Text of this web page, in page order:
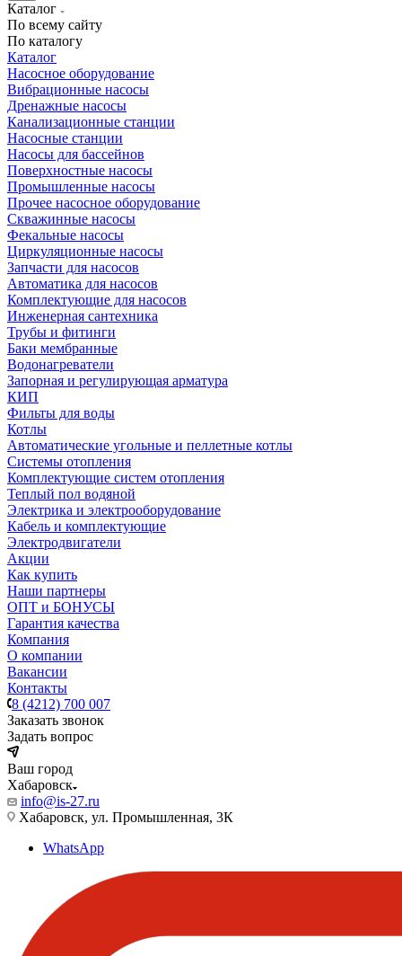
Каталог
По всему сайту
По каталогу
Каталог
Насосное оборудование
Вибрационные насосы
Дренажные насосы
Канализационные станции
Насосные станции
Насосы для бассейнов
Поверхностные насосы
Промышленные насосы
Прочее насосное оборудование
Скважинные насосы
Фекальные насосы
Циркуляционные насосы
Запчасти для насосов
Автоматика для насосов
Комплектующие для насосов
Инженерная сантехника
Трубы и фитинги
Баки мембранные
Водонагреватели
Запорная и регулирующая арматура
КИП
Фильты для воды
Котлы
Автоматические угольные и пеллетные котлы
Системы отопления
Комплектующие систем отопления
Теплый пол водяной
Электрика и электрооборудование
Кабель и комплектующие
Электродвигатели
Акции
Как купить
Наши партнеры
ОПТ и БОНУСЫ
Гарантия качества
Компания
О компании
Вакансии
Контакты
8 (4212) 700 007
Заказать звонок
Задать вопрос
Ваш город
Хабаровск
info@is-27.ru
Хабаровск, ул. Промышленная, 3К
WhatsApp